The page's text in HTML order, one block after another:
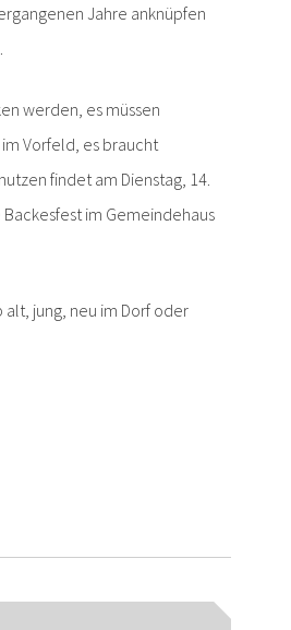
Jahre anknüpfen
werden, es müssen
Vorfeld, es braucht
findet am Dienstag, 14.
Backesfest im Gemeindehaus
jung, neu im Dorf oder